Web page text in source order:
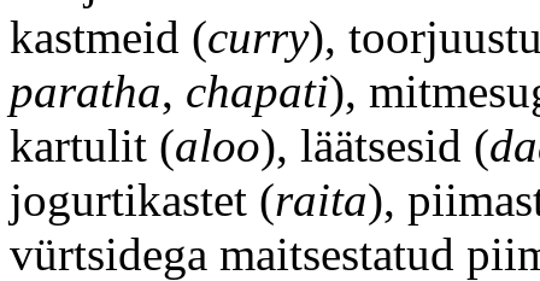
kastmeid (curry),
paratha, chapati),
kartulit (aloo), läätsesid (
jogurtikastet (raita),
vürtsidega maitsestatud